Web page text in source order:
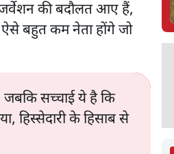
की बदौलत आए हैं,
बहुत कम नेता होंगे जो
जबकि सच्चाई ये है कि
हिस्सेदारी के हिसाब से